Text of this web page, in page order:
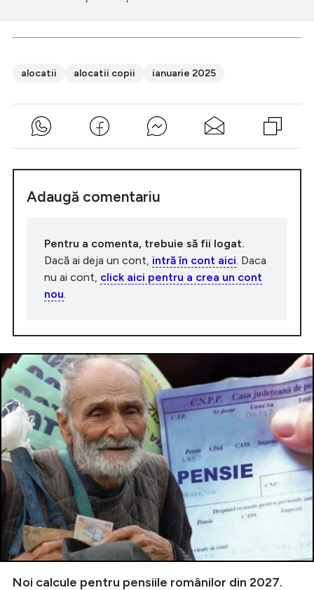
alocatii alocatii copii ianuarie 2025
Adaugă comentariu
Pentru a comenta, trebuie să fii logat.
Dacă ai deja un cont, intră în cont aici . Daca
nu ai cont, click aici pentru a crea un cont
nou
Noi calcule pentru pensiile românilor din 2027.